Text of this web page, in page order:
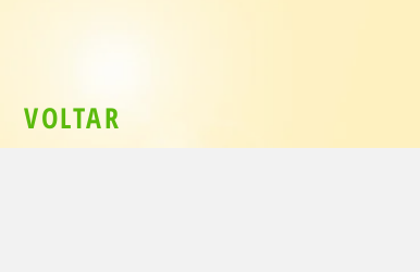
VOLTAR